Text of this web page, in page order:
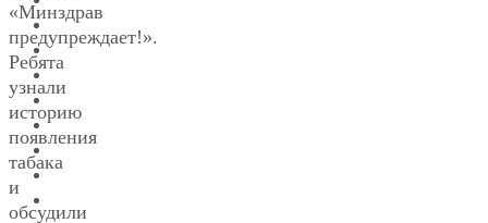
«Минздрав
предупреждает!».
Ребята
узнали
историю
появления
табака
и
обсудили